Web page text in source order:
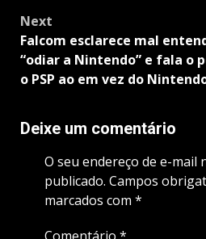
Next
Falcom esclarece mal
“odiar a Nintendo” e fala o
o PSP ao em vez do
Deixe um comentário
O seu endereço de e-mail
publicado. Campos
marcados com *